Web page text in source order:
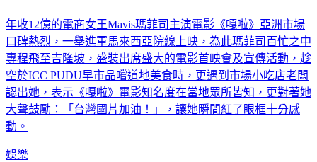
年收12億的電商女王Mavis瑪菲司主演電影《嘎啦》亞洲市場
口碑熱烈，一舉進軍馬來西亞院線上映，為此瑪菲司百忙之中
專程飛至吉隆坡，盛裝出席盛大的電影首映會及宣傳活動，趁
空於ICC PUDU早市品嚐道地美食時，更遇到市場小吃店老闆
認出她，表示《嘎啦》電影知名度在當地眾所皆知，更對著她
大聲鼓勵：「台灣國片加油！」，讓她瞬間紅了眼框十分感
動。
娛樂